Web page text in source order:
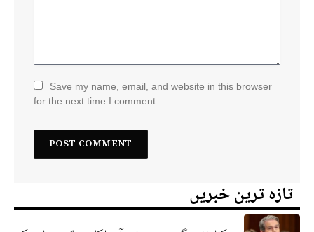
Save my name, email, and website in this browser
for the next time I comment.
تازہ ترین خبریں